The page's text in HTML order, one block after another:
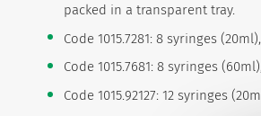
packed in a transparent tray.
Code 1015.7281: 8 syringes
Code 1015.7681: 8 syringes
Code 1015.92127: 12 syringes